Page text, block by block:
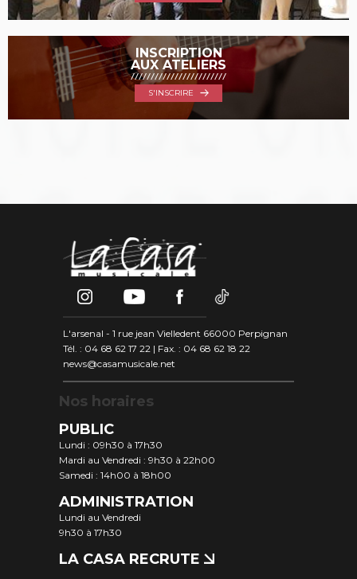
INSCRIPTION
AUX ATELIERS
S'INSCRIRE
L'arsenal - 1 rue jean Vielledent 66000 Perpignan
Tél. : 04 68 62 17 22 | Fax. : 04 68 62 18 22
news@casamusicale.net
Nos horaires
PUBLIC
Lundi : 09h30 à 17h30
Mardi au Vendredi : 9h30 à 22h00
Samedi : 14h00 à 18h00
ADMINISTRATION
Lundi au Vendredi
9h30 à 17h30
LA CASA RECRUTE